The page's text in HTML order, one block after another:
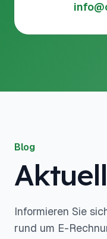
Blog
Informieren Sie
rund um E-